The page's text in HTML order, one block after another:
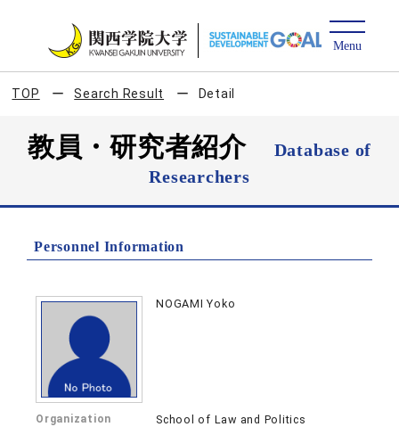
TOP Search Result Detail
教員・研究者紹介
Database of
Researchers
Personnel Information
NOGAMI Yoko
Organization
School of Law and Politics